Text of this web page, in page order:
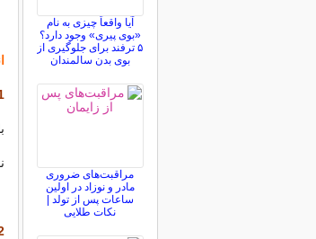
آیا واقعاً چیزی به نام
«بوی پیری» وجود دارد؟
۵ ترفند برای جلوگیری از
بوی بدن سالمندان
مراقبت‌های ضروری
مادر و نوزاد در اولین
ساعات پس از تولد |
نکات طلایی